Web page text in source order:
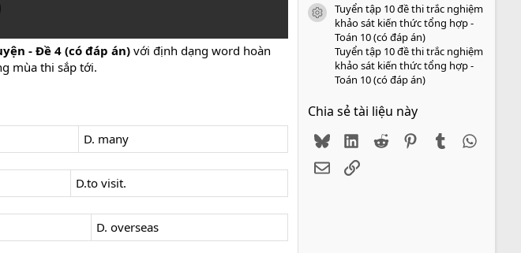
- Đề 4 (có đáp án) với định dạng word hoàn
mùa thi sắp tới.
D. many
D.to visit.
D. overseas
icon tài liệu
Tuyển tập 10 đề thi trắc nghiệm
khảo sát kiến thức tổng hợp -
Toán 10 (có đáp án)
Tuyển tập 10 đề thi trắc nghiệm
khảo sát kiến thức tổng hợp -
Toán 10 (có đáp án)
Chia sẻ tài liệu này
BlueskyLinkedIn
Reddit PinterestTumblr
EmailLink